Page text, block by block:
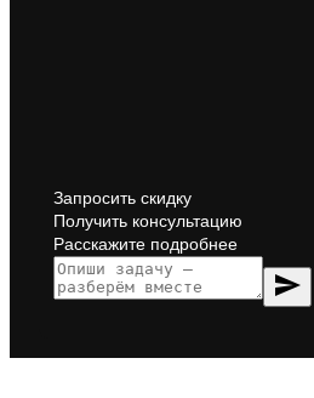
Запросить скидку
Получить консультацию
Расскажите подробнее
send